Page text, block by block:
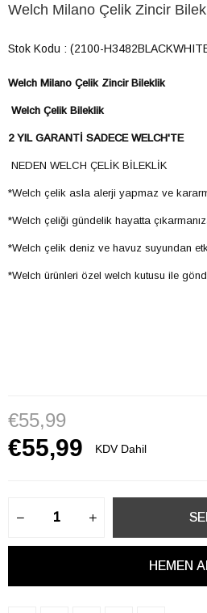
​​Welch Milano Çelik Zincir
Stok Kodu (2100-
​​Welch Milano Çelik Zincir Bileklik
​​Welch Çelik Bileklik
2 YIL GARANTİ SADECE WELCH'TE
NEDEN WELCH ÇELİK BİLEKLİK
*Welch çelik asla alerji yapmaz ve
*Welch çeliği gündelik hayatta
*Welch çelik deniz ve havuz suyundan
*Welch ürünleri özel welch kutusu ile
€55,99
KDV Dahil
€55,99